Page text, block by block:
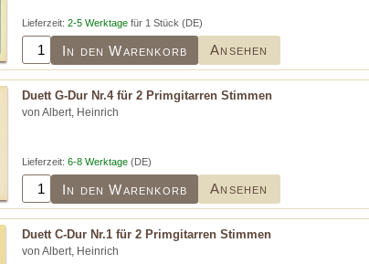
Lieferzeit: 2-5 Werktage für 1 Stück (DE)
In den Warenkorb Ansehen
Duett G-Dur Nr.4 für 2 Primgitarren Stimmen
von Albert, Heinrich
Lieferzeit: 6-8 Werktage (DE)
In den Warenkorb Ansehen
Duett C-Dur Nr.1 für 2 Primgitarren Stimmen
von Albert, Heinrich